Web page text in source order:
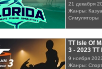
21 декабря
Жанры:
Симуляторы
TT Isle Of
3 - 2023
9 ноября
Жанры: